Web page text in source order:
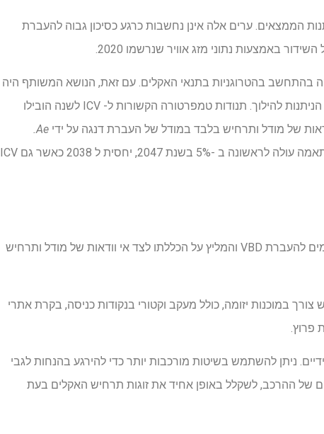
הממצאים. ערים אלה אינן נחשבות כרגע כסיכון גבוה להעברת
באמצעות נתוני מזג אוויר שנרשמו 2020.
בהתחשב בהטרוגניות בתנאי האקלים. עם זאת, הנושא המשותף היה
התרומה המהותית של ICV בהנעת שיעור אי הוודאות בתחזיות הניתנות להילוך. תנודות טמפרטורה הקשורות ל- ICV לשנה הובילו
של מודל ותרחיש בלבד במודל של העברת דנגה על ידי
Ae.
בלונדון, הסיכון השנתי לגדול או שווה ל 120 ימי התאמה עולה לראשונה ב -5% בשנת 2047, יחסית ל 2038 כאשר גם ICV
המחקר הנוכחי הדגים כי ICV עשוי להוביל לתנאי אקלים מתאימים להעברת VBD והמליץ ​​על הכללתו לצד אי וודאות של מודל ותרחיש
במוכנות יזומה, כולל מעקב וקטורי בנקודות כניסה, בקרת אתרי
פרוץ.
ניתן להשתמש בשיטות מורכבות יותר כדי להירגע בהנחות לגבי
של ההרכב, לשקלל באופן אחיד את זוגות תרחיש האקלים בעת